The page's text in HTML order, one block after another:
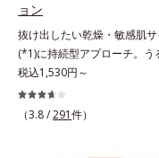
ョン
抜け出したい乾燥・敏感肌
(*1)に持続型アプローチ。う
を追求した敏感肌用保湿スキ
(*2)。うるおいを逃し、刺激
やすい角層の“乾燥敏感スラン
税込1,530円～
（3.8 /291件）